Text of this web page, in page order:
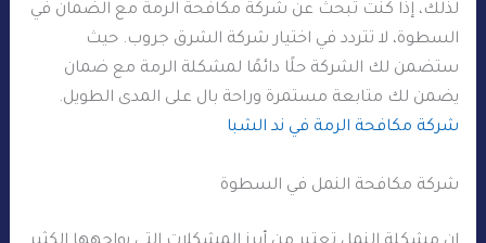
لذلك، إذا كنت تبحث عن شركة مكافحة الرمة مع الضمان في
السطوة، لا تتردد في اختيار شركة الشرق جروب. حيث
ستضمن لك الشركة حلًا دائمًا لمشكلة الرمة مع ضمان
يضمن لك متابعة مستمرة وراحة بال على المدى الطويل.
شركة مكافحة الرمة في ند الشبا
شركة مكافحة النمل في السطوة